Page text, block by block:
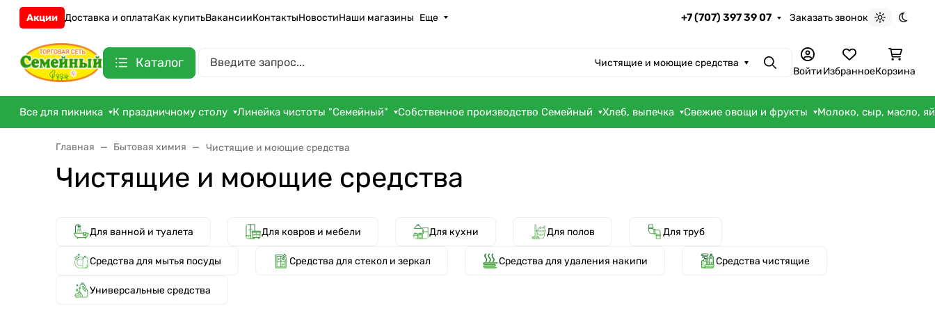
Акции Доставка и оплатаКак купитьВакансииКонтактыНовостиНаши магазины Еще +7 (707) 397 39 07 Заказать звонок
Светлая
Каталог Чистящие и моющие средства ПоискВойтиИзбранноеКорзина
Все для пикника К праздничному столу Линейка чистоты "Семейный" Собственное производство Семейный Хлеб, выпечка Свежие овощи и фрукты Молоко, сыр, масло,
Главная Бытовая химия Чистящие и моющие средства
Чистящие и моющие средства
Для ванной и туалета Для ковров и мебели Для кухни Для полов Для труб
Средства для мытья посуды Средства для стекол и зеркал Средства для удаления накипи Средства чистящие
Универсальные средства